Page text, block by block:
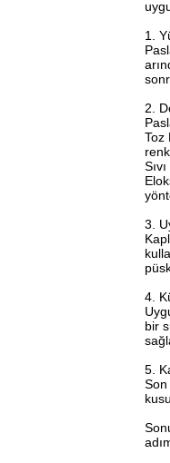
1.
2.
Toz
3.
4.
bir
5.
Son